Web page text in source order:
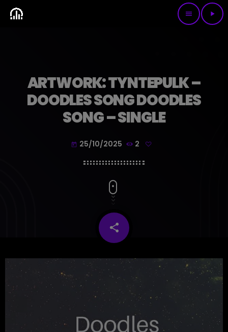
menu play_arrow
ARTWORK: TYNTEPULK –
DOODLES SONG DOODLES
SONG – SINGLE
today 25/10/2025 2
share
email